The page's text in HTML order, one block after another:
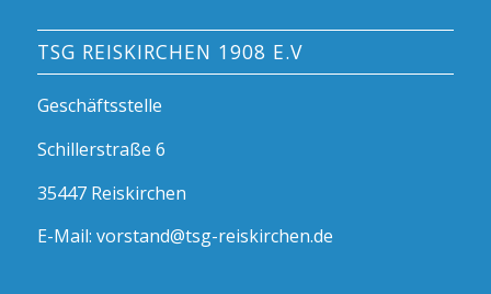
TSG REISKIRCHEN 1908 E.V
Geschäftsstelle
Schillerstraße 6
35447 Reiskirchen
E-Mail: vorstand@tsg-reiskirchen.de